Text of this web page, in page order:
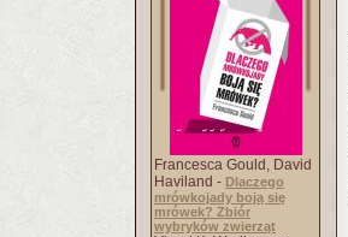
Francesca Gould, David
Haviland - Dlaczego
mrówkojady boją się
mrówek? Zbiór
wybryków zwierząt